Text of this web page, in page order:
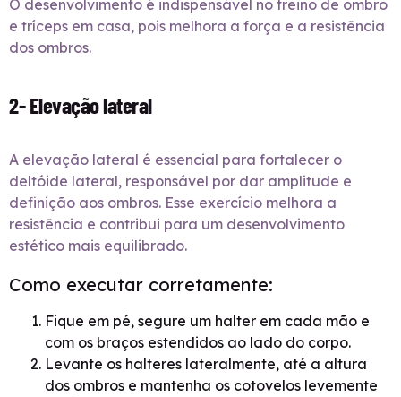
O desenvolvimento é indispensável no treino de ombro
e tríceps em casa, pois melhora a força e a resistência
dos ombros.
2- Elevação lateral
A elevação lateral é essencial para fortalecer o
deltóide lateral, responsável por dar amplitude e
definição aos ombros. Esse exercício melhora a
resistência e contribui para um desenvolvimento
estético mais equilibrado.
Como executar corretamente:
Fique em pé, segure um halter em cada mão e
com os braços estendidos ao lado do corpo.
Levante os halteres lateralmente, até a altura
dos ombros e mantenha os cotovelos levemente